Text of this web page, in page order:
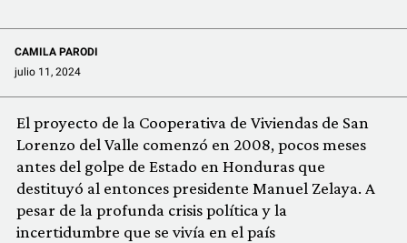
CAMILA PARODI
julio 11, 2024
El proyecto de la Cooperativa de Viviendas de San
Lorenzo del Valle comenzó en 2008, pocos meses
antes del golpe de Estado en Honduras que
destituyó al entonces presidente Manuel Zelaya. A
pesar de la profunda crisis política y la
incertidumbre que se vivía en el país